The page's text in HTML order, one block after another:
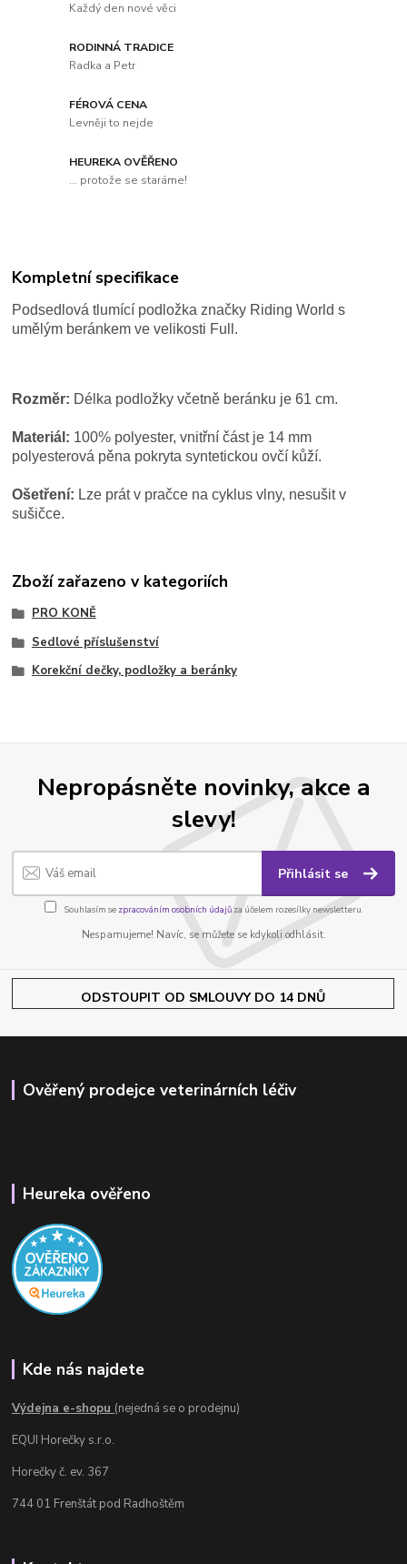
Každý den nové věci
RODINNÁ TRADICE
Radka a Petr
FÉROVÁ CENA
Levněji to nejde
HEUREKA OVĚŘENO
... protože se staráme!
Kompletní specifikace
Podsedlová tlumící podložka značky Riding World s
umělým beránkem ve velikosti Full.
Rozměr: Délka podložky včetně beránku je 61 cm.
Materiál: 100% polyester, vnitřní část je 14 mm
polyesterová pěna pokryta syntetickou ovčí kůží.
Ošetření: Lze prát v pračce na cyklus vlny, nesušit v
sušičce.
Zboží zařazeno v kategoriích
PRO KONĚ
Sedlové příslušenství
Korekční dečky, podložky a beránky
Nepropásněte novinky, akce a
slevy!
Přihlásit se
Souhlasím se zpracováním osobních údajůza účelem rozesílky newsletteru.
Nespamujeme! Navíc, se můžete se kdykoli odhlásit.
ODSTOUPIT OD SMLOUVY DO 14 DNŮ
Ověřený prodejce veterinárních léčiv
Heureka ověřeno
Kde nás najdete
Výdejna e-shopu (nejedná se o prodejnu)
EQUI Horečky s.r.o.
Horečky č. ev. 367
744 01 Frenštát pod Radhoštěm